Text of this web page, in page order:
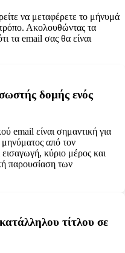
να μεταφέρετε το μήνυμά
Ακολουθώντας τα
τα email σας θα είναι
δομής ενός
email είναι σημαντική για
από τον
κύριο μέρος και
παρουσίαση των
τίτλου σε